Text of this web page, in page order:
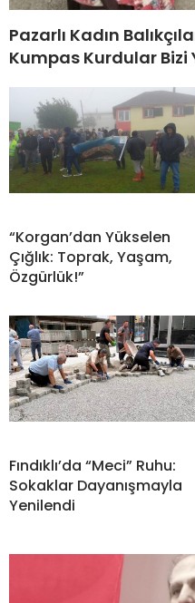
Pazarlı Kadın
Kumpas Kurdular Bizi
“Korgan’dan Yükselen
Çığlık: Toprak, Yaşam,
Özgürlük!”
Fındıklı’da “Meci” Ruhu:
Sokaklar Dayanışmayla
Yenilendi